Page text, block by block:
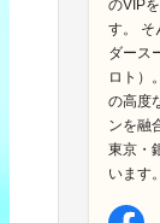
のVIP
す。 そ
ダース
ロト）
の高度
ンを融
東京・
います。